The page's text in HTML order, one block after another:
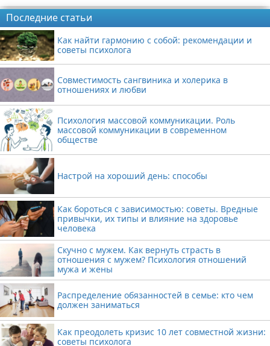
Последние статьи
Как найти гармонию с собой: рекомендации и
советы психолога
Совместимость сангвиника и холерика в
отношениях и любви
Психология массовой коммуникации. Роль
массовой коммуникации в современном
обществе
Настрой на хороший день: способы
Как бороться с зависимостью: советы. Вредные
привычки, их типы и влияние на здоровье
человека
Скучно с мужем. Как вернуть страсть в
отношения с мужем? Психология отношений
мужа и жены
Распределение обязанностей в семье: кто чем
должен заниматься
Как преодолеть кризис 10 лет совместной жизни:
советы психолога